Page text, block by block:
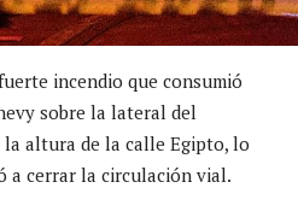
incendio que consumió
sobre la lateral del
altura de la calle Egipto, lo
a cerrar la circulación vial.